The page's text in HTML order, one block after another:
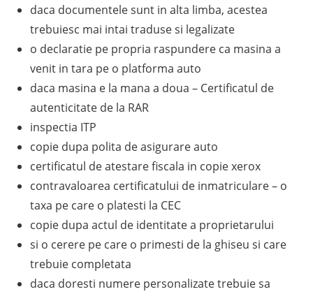
daca documentele sunt in alta limba, acestea
trebuiesc mai intai traduse si legalizate
o declaratie pe propria raspundere ca masina a
venit in tara pe o platforma auto
daca masina e la mana a doua – Certificatul de
autenticitate de la RAR
inspectia ITP
copie dupa polita de asigurare auto
certificatul de atestare fiscala in copie xerox
contravaloarea certificatului de inmatriculare – o
taxa pe care o platesti la CEC
copie dupa actul de identitate a proprietarului
si o cerere pe care o primesti de la ghiseu si care
trebuie completata
daca doresti numere personalizate trebuie sa